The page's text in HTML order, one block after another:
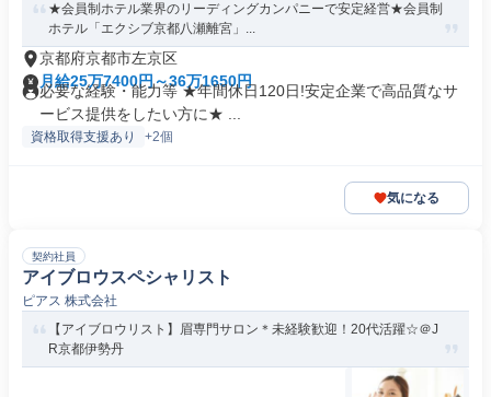
★会員制ホテル業界のリーディングカンパニーで安定経営★会員制
ホテル「エクシブ京都八瀬離宮」...
京都府京都市左京区
月給25万7400円～36万1650円
必要な経験・能力等 ★年間休日120日!安定企業で高品質なサ
ービス提供をしたい方に★ ...
資格取得支援あり +2個
気になる
契約社員
アイブロウスペシャリスト
ピアス 株式会社
【アイブロウリスト】眉専門サロン＊未経験歓迎！20代活躍☆＠J
R京都伊勢丹